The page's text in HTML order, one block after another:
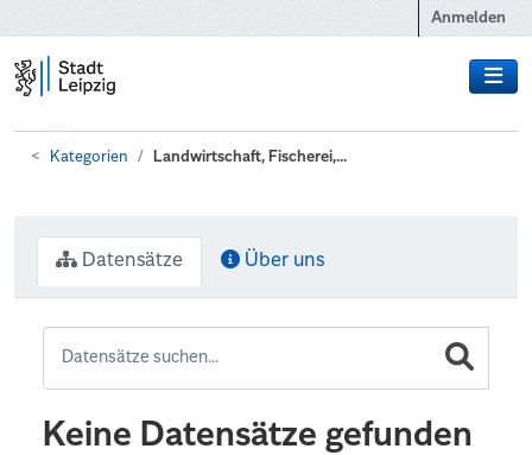
Anmelden
Kategorien Landwirtschaft, Fischerei,...
Datensätze Über uns
Keine Datensätze gefunden